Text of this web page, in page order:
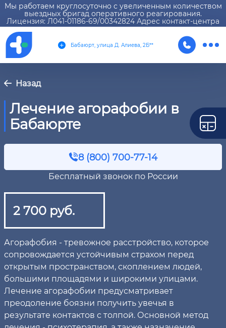
Мы работаем круглосуточно с увеличенным количеством
выездных бригад оперативного реагирования.
Лицензия: Л041-01186-69/00342824 Адрес контакт-центра
Бабаюрт, улица Д. Алиева, 2Б**
Назад
Лечение агорафобии в
Бабаюрте
8 (800) 700-77-14
Бесплатный звонок по России
2 700 руб.
Агорафобия - тревожное расстройство, которое
сопровождается устойчивым страхом перед
открытым пространством, скоплением людей,
большими площадями и широкими улицами.
Лечение агорафобии предусматривает
преодоление боязни получить увечья в
результате контактов с толпой. Основной метод